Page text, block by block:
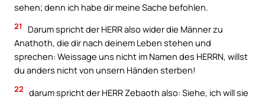
sehen; denn ich habe dir meine Sache befohlen.
21
Darum spricht der HERR also wider die Männer zu
Anathoth, die dir nach deinem Leben stehen und
sprechen: Weissage uns nicht im Namen des HERRN, willst
du anders nicht von unsern Händen sterben!
22 darum spricht der HERR Zebaoth also: Siehe, ich will sie